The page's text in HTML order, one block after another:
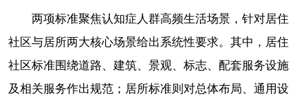
两项标准聚焦认知症人群高频生活场景，针对居住
社区与居所两大核心场景给出系统性要求。其中，居住
社区标准围绕道路、建筑、景观、标志、配套服务设施
及相关服务作出规范；居所标准则对总体布局、通用设